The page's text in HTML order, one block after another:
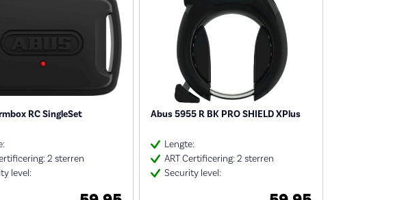
RC SingleSet
2 sterren
level:
Abus 5955 R BK PRO SHIELD XPlus
Lengte:
ART Certificering: 2 sterren
Security level: